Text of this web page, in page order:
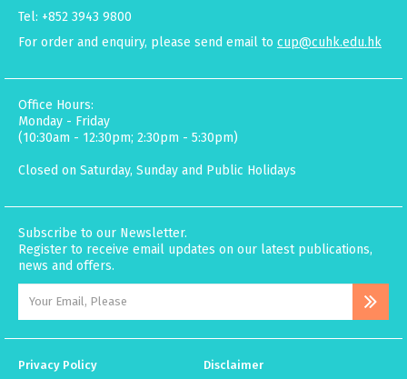
Tel: +852 3943 9800
For order and enquiry, please send email to cup@cuhk.edu.hk
Office Hours:
Monday - Friday
(10:30am - 12:30pm; 2:30pm - 5:30pm)
Closed on Saturday, Sunday and Public Holidays
Subscribe to our Newsletter.
Register to receive email updates on our latest publications,
news and offers.
Privacy Policy Disclaimer